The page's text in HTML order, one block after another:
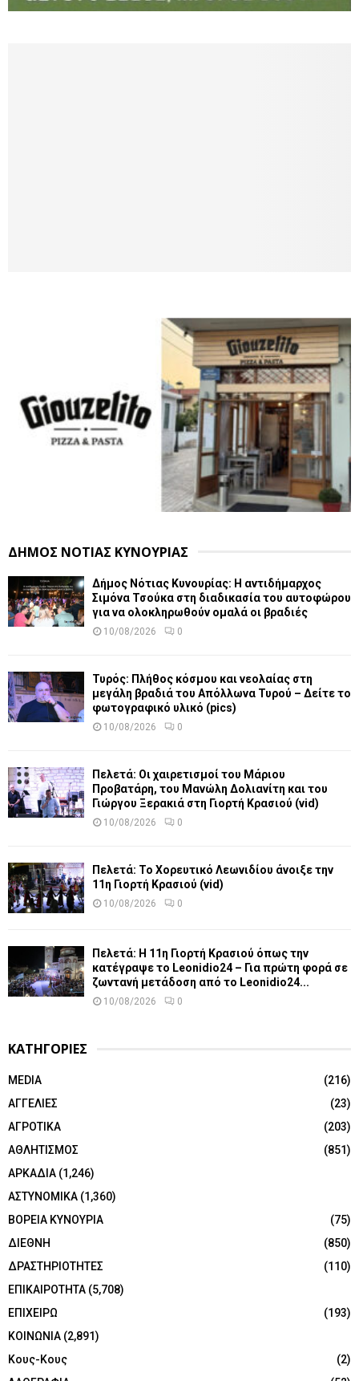
ΔΗΜΟΣ ΝΟΤΙΑΣ ΚΥΝΟΥΡΙΑΣ
Δήμος Νότιας Κυνουρίας: Η αντιδήμαρχος
Σιμόνα Τσούκα στη διαδικασία του αυτοφώρου
για να ολοκληρωθούν ομαλά οι βραδιές
10/08/2026 0
Τυρός: Πλήθος κόσμου και νεολαίας στη
μεγάλη βραδιά του Απόλλωνα Τυρού – Δείτε το
φωτογραφικό υλικό (pics)
10/08/2026 0
Πελετά: Οι χαιρετισμοί του Μάριου
Προβατάρη, του Μανώλη Δολιανίτη και του
Γιώργου Ξερακιά στη Γιορτή Κρασιού (vid)
10/08/2026 0
Πελετά: Το Χορευτικό Λεωνιδίου άνοιξε την
11η Γιορτή Κρασιού (vid)
10/08/2026 0
Πελετά: Η 11η Γιορτή Κρασιού όπως την
κατέγραψε το Leonidio24 – Για πρώτη φορά σε
ζωντανή μετάδοση από το Leonidio24...
10/08/2026 0
ΚΑΤΗΓΟΡΙΕΣ
MEDIA
(216)
ΑΓΓΕΛΙΕΣ
(23)
ΑΓΡΟΤΙΚΑ
(203)
ΑΘΛΗΤΙΣΜΟΣ
(851)
ΑΡΚΑΔΙΑ (1,246)
ΑΣΤΥΝΟΜΙΚΑ (1,360)
ΒΟΡΕΙΑ ΚΥΝΟΥΡΙΑ
(75)
ΔΙΕΘΝΗ
(850)
ΔΡΑΣΤΗΡΙΟΤΗΤΕΣ
(110)
ΕΠΙΚΑΙΡΟΤΗΤΑ (5,708)
ΕΠΙΧΕΙΡΩ
(193)
ΚΟΙΝΩΝΙΑ (2,891)
Κους-Κους
(2)